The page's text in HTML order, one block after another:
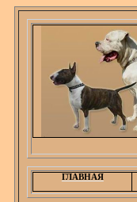
ГЛАВНАЯ